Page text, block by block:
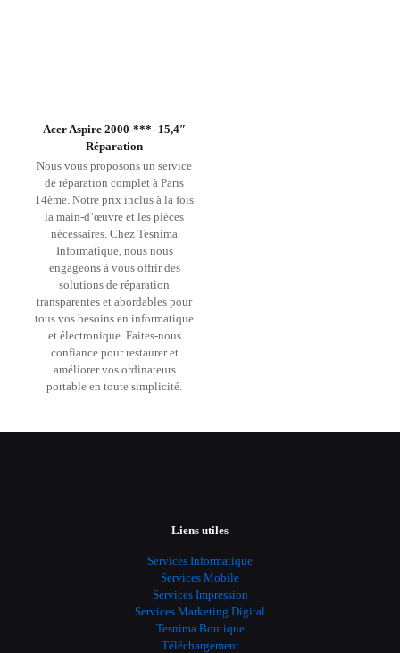
Acer Aspire 2000-***- 15,4″
Réparation
Nous vous proposons un service
de réparation complet à Paris
14ème. Notre prix inclus à la fois
la main-d’œuvre et les pièces
nécessaires. Chez Tesnima
Informatique, nous nous
engageons à vous offrir des
solutions de réparation
transparentes et abordables pour
tous vos besoins en informatique
et électronique. Faites-nous
confiance pour restaurer et
améliorer vos ordinateurs
portable en toute simplicité.
Liens utiles
Services Informatique
Services Mobile
Services Impression
Services Marketing Digital
Tesnima Boutique
Téléchargement